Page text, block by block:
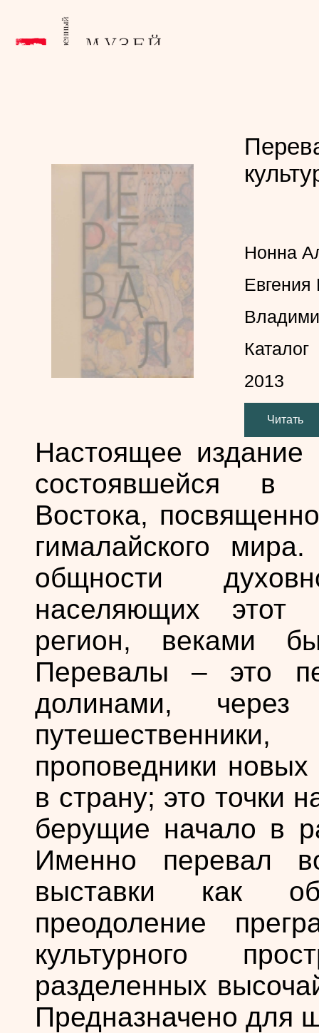
Нонна
Евгения
Каталог
2013
Читать
Настоящее издание
состоявшейся в
Востока,
гималайского
общности
населяющих этот
регион, веками
Перевалы – это
долинами,
проповедники
в страну; это точки
берущие начало в
Именно перевал
выставки как
преодоление
культурного
разделенных
Предназначено для